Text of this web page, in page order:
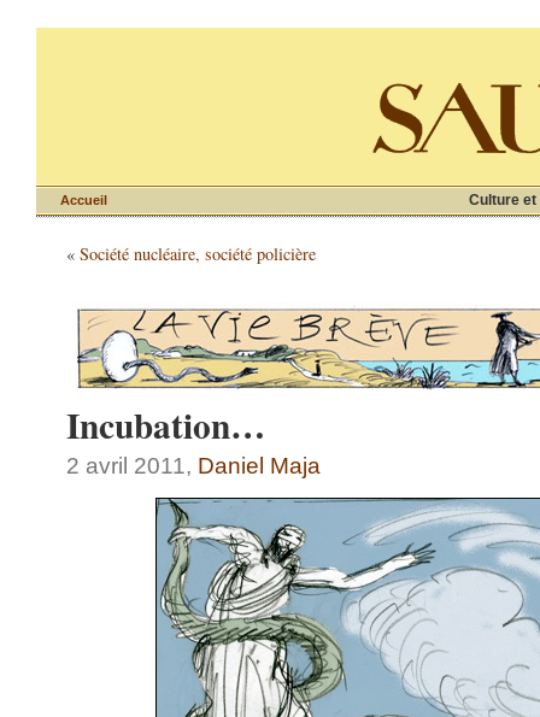
Culture et
Accueil
« Société nucléaire, société policière
Incubation…
2 avril 2011, Daniel Maja